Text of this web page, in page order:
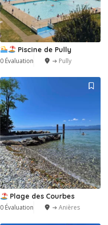
Piscine de Pully
0 Évaluation ➔ Pully
Plage des Courbes
0 Évaluation ➔ Anières